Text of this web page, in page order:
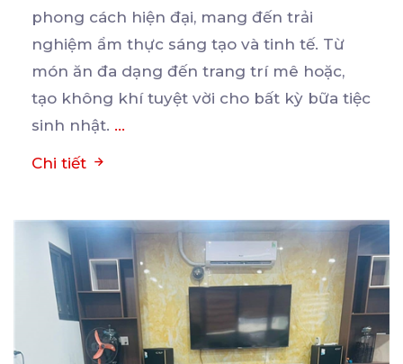
phong cách hiện đại, mang đến trải
nghiệm ẩm thực sáng tạo và tinh tế. Từ
món ăn đa dạng đến trang trí mê hoặc,
tạo không khí tuyệt vời cho bất kỳ bữa tiệc
sinh nhật. ...
Chi tiết